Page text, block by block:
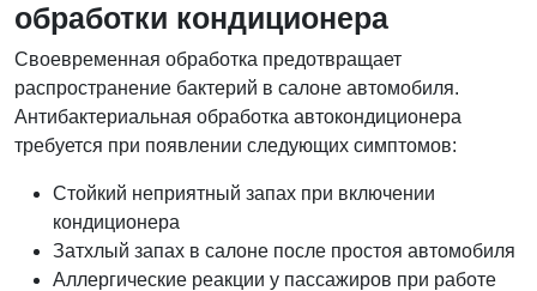
обработки кондиционера
Своевременная обработка предотвращает
распространение бактерий в салоне автомобиля.
Антибактериальная обработка автокондиционера
требуется при появлении следующих симптомов:
Стойкий неприятный запах при включении
кондиционера
Затхлый запах в салоне после простоя автомобиля
Аллергические реакции у пассажиров при работе